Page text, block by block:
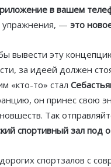
в вашем
— это
вывести эту
за идеей должен
«кто-то» стал
он принес свою
Так
спортивный зал под
спортзалов с